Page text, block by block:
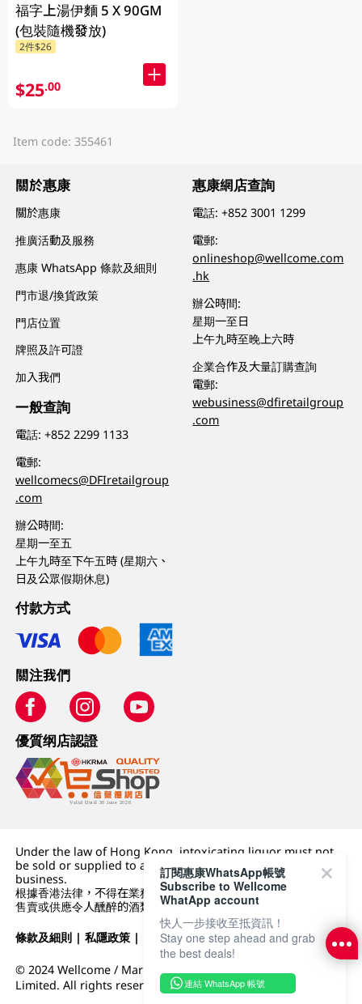
福字上湯伊麵 5 X 90GM
(包裝隨機發放)
2件$26
$25.00
Item code: 355461
關於惠康
關於惠康
推廣活動及服務
惠康 WhatsApp 條款及細則
門市退/換貨政策
門店位置
牌照及許可證
加入我們
一般查詢
電話:+852 2299 1133
電郵:
wellcomecs@DFIretailgroup
.com
辦公時間:
星期一至五
上午九時至下午五時 (星期六、
日及公眾假期休息)
惠康網店查詢
電話:+852 3001 1299
電郵:
onlineshop@wellcome.com
.hk
辦公時間:
星期一至日
上午九時至晚上六時
企業合作及大量訂購查詢
電郵:
webusiness@dfiretailgroup
.com
付款方式
關注我們
優質纲店認證
Under the law of Hong Kong, intoxicating liquor must not
be sold or supplied to a minor (under 18) in the course of
business.
根據香港法律，不得在業務過程中，向未成年人 (18 歲以下人士)
售賣或供應令人醺醉的酒類。
條款及細則 |私隱政策 | DFI零售集團
© 2024 Wellcome / Market Place. The Dairy Farm Company
Limited. All rights reserved.
訂閱惠康WhatsApp帳號
Subscribe to Wellcome
WhatApp account
快人一步接收至抵資訊！
Stay one step ahead and grab
the best deals!
連結 WhatsApp 帳號